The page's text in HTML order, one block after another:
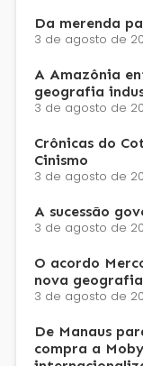
Da merenda
3 de agosto de
A Amazônia
geografia
3 de agosto de
Crônicas do
Cinismo
3 de agosto de
A sucessão
3 de agosto de
O acordo
nova
3 de agosto de
De Manaus
compra a